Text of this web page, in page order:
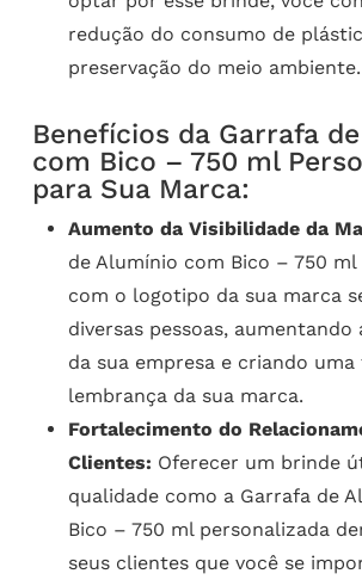
redução do consumo de
preservação do meio ambiente.
Benefícios da Garrafa
com Bico – 750 ml
para Sua Marca:
Aumento da Visibilidade da
de Alumínio com Bico – 750
com o logotipo da sua marca
diversas pessoas, aumentando
da sua empresa e criando
lembrança da sua marca.
Fortalecimento do
Clientes: Oferecer um brinde
qualidade como a Garrafa de
Bico – 750 ml personalizada
seus clientes que você se